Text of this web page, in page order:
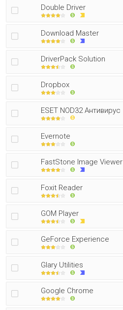
Double Driver
Download Master
DriverPack Solution
Dropbox
ESET NOD32 Антивирус
Evernote
FastStone Image Viewer
Foxit Reader
GOM Player
GeForce Experience
Glary Utilities
Google Chrome